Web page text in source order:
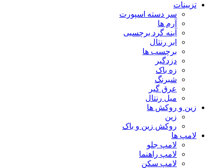
تزیینات
سر دسته اسپورت
آرم ها
آینه گرد برچسبی
ابر رنتال
برچسب ها
دزدگیر
زه باک
شبرنگ
عرق گیر
میل رنتال
زین و روکش ها
زین
روکش زین و باک
لامپ ها
لامپ جلو
لامپ راهنما
لامپ سکن